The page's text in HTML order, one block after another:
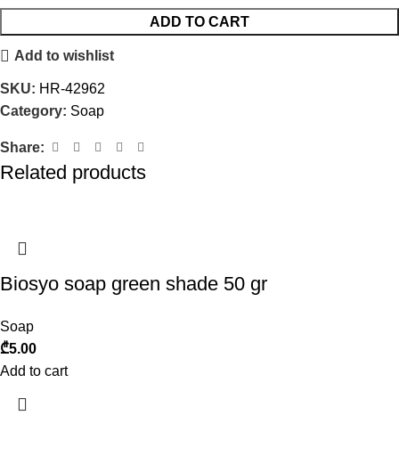
ADD TO CART
Add to wishlist
SKU: HR-42962
Category: Soap
Share:
Related products
Biosyo soap green shade 50 gr
Soap
₾5.00
Add to cart